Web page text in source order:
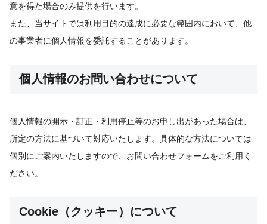
意を得た場合のみ提供を行います。
また、当サイトでは利用目的の達成に必要な範囲内において、他
の事業者に個人情報を委託することがあります。
個人情報のお問い合わせについて
個人情報の開示・訂正・利用停止等のお申し出があった場合は、
所定の方法に基づいて対応いたします。具体的な方法については
個別にご案内いたしますので、お問い合わせフォームをご利用く
ださい。
Cookie（クッキー）について